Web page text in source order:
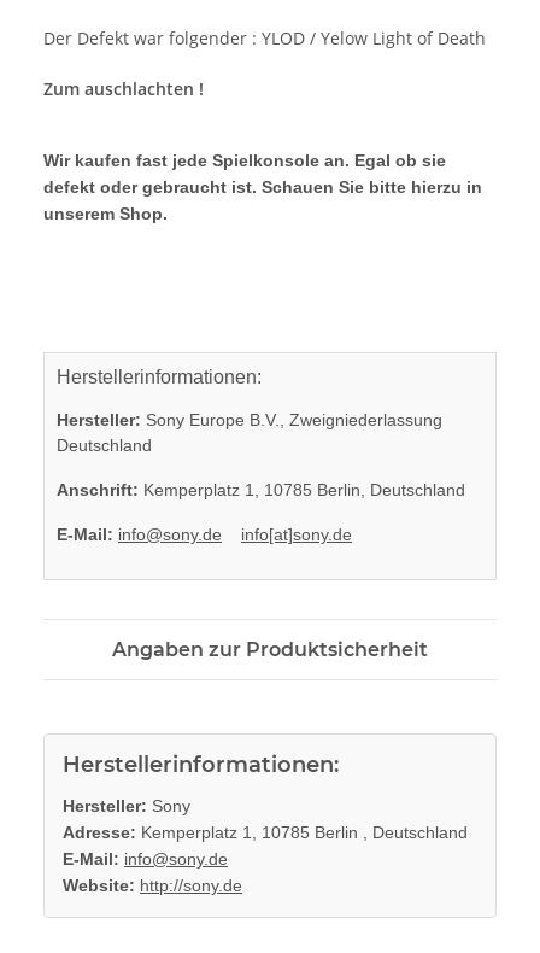
Der Defekt war folgender : YLOD / Yelow Light of Death
Zum auschlachten !
Wir kaufen fast jede Spielkonsole an. Egal ob sie
defekt oder gebraucht ist. Schauen Sie bitte hierzu in
unserem Shop.
Herstellerinformationen:
Hersteller: Sony Europe B.V., Zweigniederlassung
Deutschland
Anschrift: Kemperplatz 1, 10785 Berlin, Deutschland
E-Mail: info@sony.de info[at]sony.de
Angaben zur Produktsicherheit
Herstellerinformationen:
Hersteller: Sony
Adresse: Kemperplatz 1, 10785 Berlin , Deutschland
E-Mail: info@sony.de
Website: http://sony.de